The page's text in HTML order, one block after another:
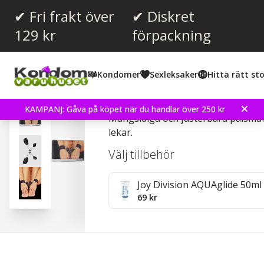
✔ Fri frakt över
129 kr
✔ Diskret
förpackning
Kondomer Sexleksaker Hitta rätt
KAMPANJ: Gåva på köpet när du handlar över 250 kr
Hand and Leg Cuffs
Mångsidiga och justerbara
lekar.
Välj tillbehör
Joy Division AQUAglide
69 kr